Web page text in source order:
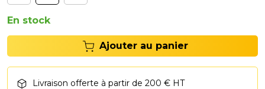
En stock
Ajouter au panier
Livraison offerte à partir de 200 € HT